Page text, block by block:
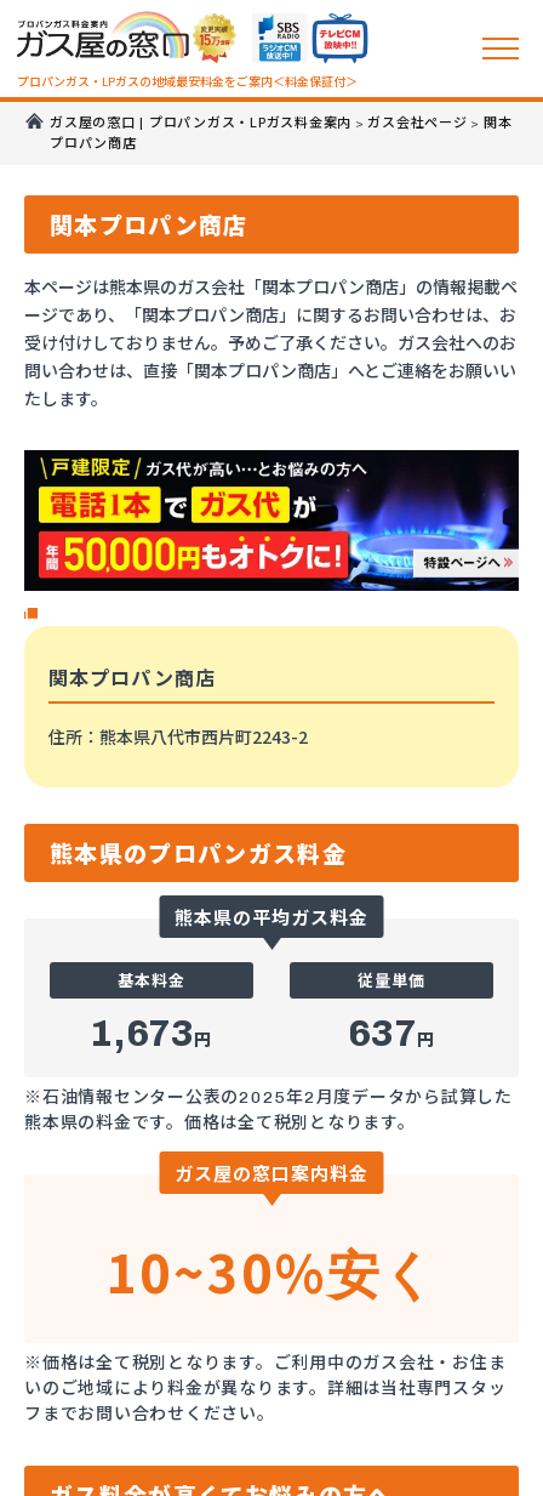
プロパンガス・LPガスの地域最安料金をご案内＜料金保証付＞
ガス屋の窓口 | プロパンガス・LPガス料金案内 >ガス会社ページ > 関本
プロパン商店
関本プロパン商店
本ページは熊本県のガス会社「関本プロパン商店」の情報掲載ペ
ージであり、「関本プロパン商店」に関するお問い合わせは、お
受け付けしておりません。予めご了承ください。ガス会社へのお
問い合わせは、直接「関本プロパン商店」へとご連絡をお願いい
たします。
関本プロパン商店
住所 ：熊本県八代市西片町2243-2
熊本県のプロパンガス料金
熊本県の平均ガス料金
基本料金
1,673円
従量単価
637円
※石油情報センター公表の2025年2月度データから試算した
熊本県の料金です。価格は全て税別となります。
ガス屋の窓口案内料金
10~30%安く
※価格は全て税別となります。ご利用中のガス会社・お住ま
いのご地域により料金が異なります。詳細は当社専門スタッ
フまでお問い合わせください。